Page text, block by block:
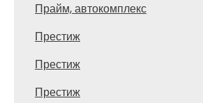
Прайм, автокомплекс
Престиж
Престиж
Престиж